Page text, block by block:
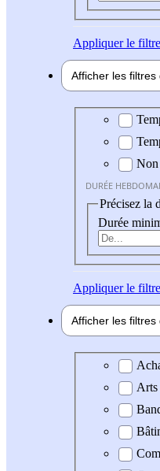
Appliquerle filtre
Afficher les filtres
Durée
Non
DURÉE
Précisez la
Durée
Appliquerle filtre
Afficher les filtres
Domaine
Arts